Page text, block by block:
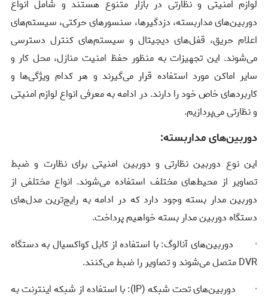
لوازم امنیتی و نظارتی در بازار متنوع هستند و شامل انواع
دوربین‌های مداربسته، دزدگیرها، سنسورهای حرکتی، سیستم‌های
اعلام حریق، قفل‌های دیجیتال و سیستم‌های کنترل دسترسی
می‌شوند. این تجهیزات به منظور حفظ امنیت منازل، محل کار و
سایر اماکن مورد استفاده قرار می‌گیرند و هر کدام ویژگی‌ها و
کاربردهای خاص خود را دارند. در ادامه به معرفی انواع لوازم امنیتی
و نظارتی می‌پردازیم.
دوربین‌های مداربسته:
این نوع دوربین نظارتی و دوربین امنیتی برای نظارت و ضبط
تصاویر از محیط‌های مختلف استفاده می‌شوند. انواع مختلفی از
دوربین‌ مدار بسته وجود دارد که در ادامه به رایج‌ترین مدل‌های
دستگاه دوربین مدار بسته خواهیم پرداخت.
· دوربین‌های آنالوگ: با استفاده از کابل کواکسیال به دستگاه
DVRمتصل می‌شوند و تصاویر را ضبط می‌کنند.
· دوربین‌های تحت شبکه (IP): با استفاده از شبکه اینترنت به